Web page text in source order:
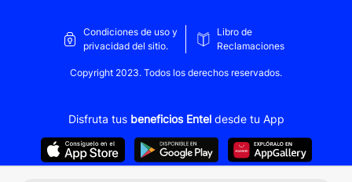
Honor X7
Honor X7a
Condiciones de uso y
privacidad del sitio.
Libro de
Reclamaciones
Copyright 2023. Todos los derechos reservados.
Disfruta tus beneficios Enteldesde tu App